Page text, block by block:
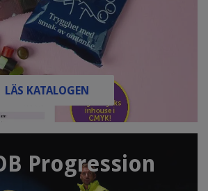
LÄS KATALOGEN
Progression